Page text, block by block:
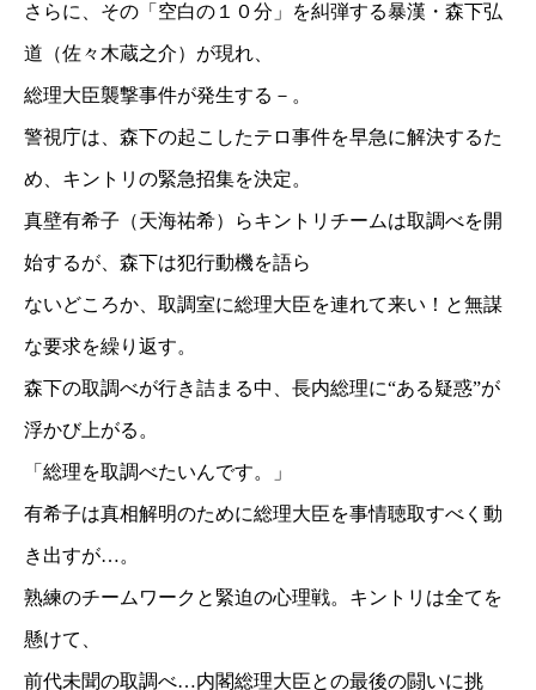
さらに、その「空白の１０分」を糾弾する暴漢・森下弘
道（佐々木蔵之介）が現れ、
総理大臣襲撃事件が発生する－。
警視庁は、森下の起こしたテロ事件を早急に解決するた
め、キントリの緊急招集を決定。
真壁有希子（天海祐希）らキントリチームは取調べを開
始するが、森下は犯行動機を語ら
ないどころか、取調室に総理大臣を連れて来い！と無謀
な要求を繰り返す。
森下の取調べが行き詰まる中、長内総理に“ある疑惑”が
浮かび上がる。
「総理を取調べたいんです。」
有希子は真相解明のために総理大臣を事情聴取すべく動
き出すが…。
熟練のチームワークと緊迫の心理戦。キントリは全てを
懸けて、
前代未聞の取調べ…内閣総理大臣との最後の闘いに挑